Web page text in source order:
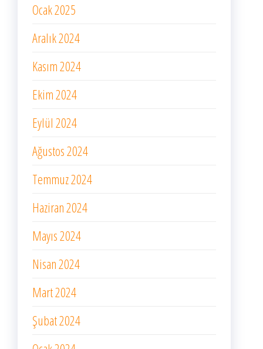
Ocak 2025
Aralık 2024
Kasım 2024
Ekim 2024
Eylül 2024
Ağustos 2024
Temmuz 2024
Haziran 2024
Mayıs 2024
Nisan 2024
Mart 2024
Şubat 2024